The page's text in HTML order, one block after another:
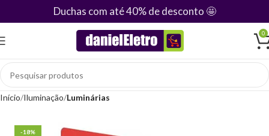
Duchas com até 40% de desconto 🤩
0
Início Iluminação Luminárias
-18%